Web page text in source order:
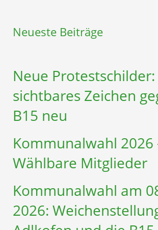
Neueste Beiträge
Neue Protestschilder:
sichtbares Zeichen
B15 neu
Kommunalwahl 2026
Wählbare Mitglieder
Kommunalwahl am
2026: